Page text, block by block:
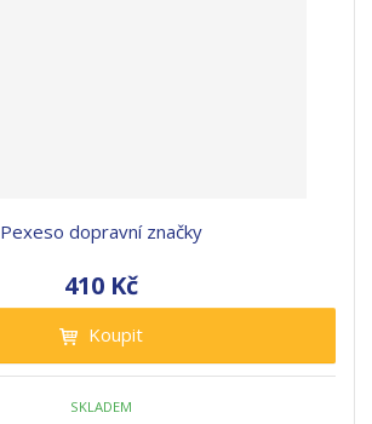
Pexeso dopravní značky
410 Kč
Koupit
SKLADEM